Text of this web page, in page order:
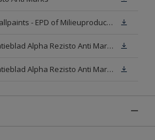
Sikkens Interior Wallpaints - EPD of Milieuproductverklaring
Veiligheidsinformatieblad Alpha Rezisto Anti Marks Mat White W05 (MSDS)
Veiligheidsinformatieblad Alpha Rezisto Anti Marks Mat N00 (MSDS)